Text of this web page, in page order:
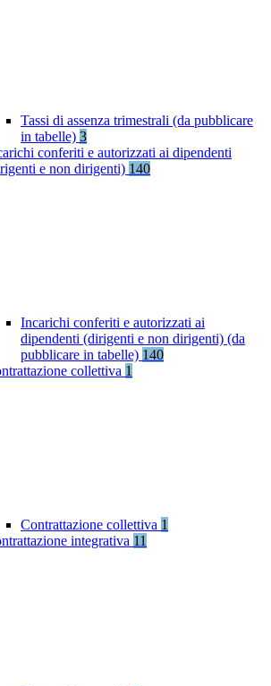
Tassi di assenza trimestrali (da pubblicare
in tabelle) 3
conferiti e autorizzati ai dipendenti
e non dirigenti) 140
Incarichi conferiti e autorizzati ai
dipendenti (dirigenti e non dirigenti) (da
pubblicare in tabelle) 140
collettiva 1
Contrattazione collettiva 1
integrativa 11